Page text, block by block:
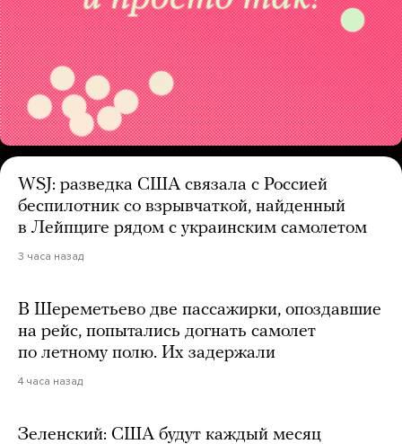
WSJ: разведка США связала с Россией
беспилотник со взрывчаткой, найденный
в Лейпциге рядом с украинским самолетом
3 часа назад
В Шереметьево две пассажирки, опоздавшие
на рейс, попытались догнать самолет
по летному полю. Их задержали
4 часа назад
Зеленский: США будут каждый месяц